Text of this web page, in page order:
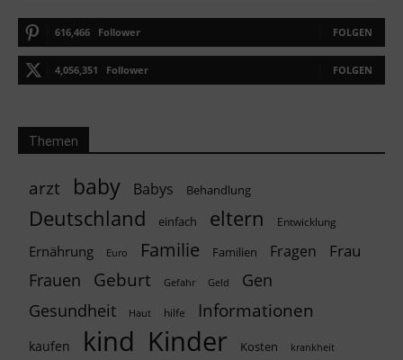
616,466 Follower FOLGEN
4,056,351 Follower FOLGEN
Themen
arzt baby Babys Behandlung
Deutschland einfach eltern Entwicklung
Ernährung Euro Familie Familien Fragen Frau
Frauen Geburt Gefahr Geld
Gen
Gesundheit
Haut hilfe Informationen
kaufen kind Kinder Kosten krankheit